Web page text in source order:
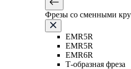
Фрезы со сменными
EMR5R
EMR5R
EMR6R
Т-образная фреза